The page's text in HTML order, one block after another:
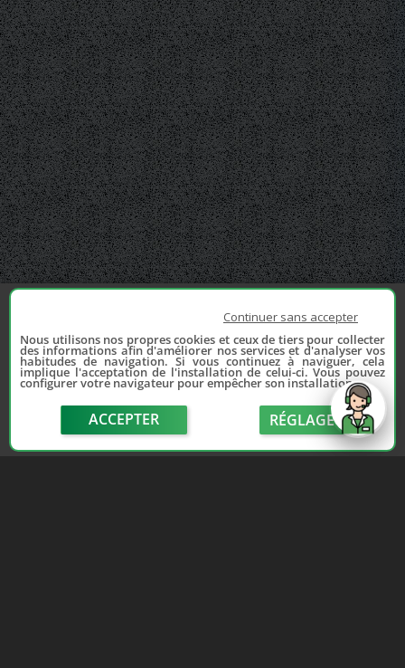
Continuer sans accepter
Nous utilisons nos propres cookies et ceux de tiers pour collecter
des informations afin d'améliorer nos services et d'analyser vos
habitudes de navigation. Si vous continuez à naviguer, cela
implique l'acceptation de l'installation de celui-ci. Vous pouvez
configurer votre navigateur pour empêcher son installation.
ACCEPTER RÉGLAGE